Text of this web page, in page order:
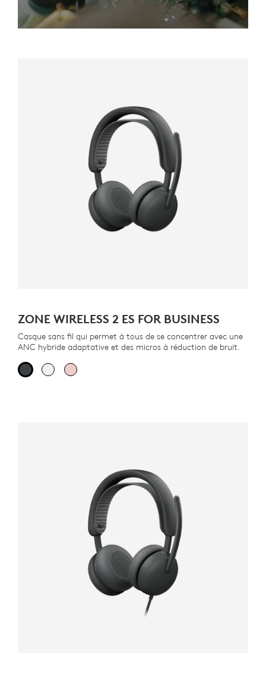
ZONE WIRELESS 2 ES FOR BUSINESS
Casque sans fil qui permet à tous de se concentrer avec une
ANC hybride adaptative et des micros à réduction de bruit.